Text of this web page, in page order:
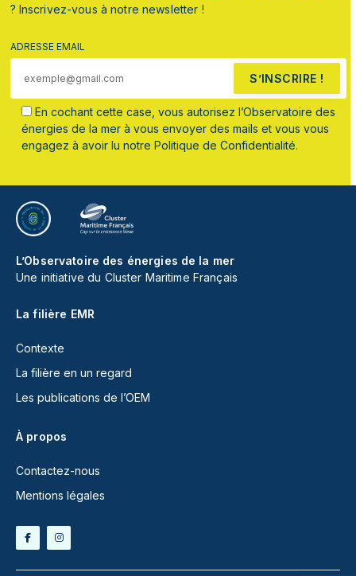
? Inscrivez-vous à notre newsletter !
ADRESSE EMAIL
S’INSCRIRE !
En cochant cette case, vous autorisez l’Observatoire des
énergies de la mer à vous envoyer des mails et vous vous
engagez à avoir lu notre Politique de Confidentialité.
L’Observatoire des énergies de la mer
Une initiative du Cluster Maritime Français
La filière EMR
Contexte
La filière en un regard
Les publications de l’OEM
À propos
Contactez-nous
Mentions légales